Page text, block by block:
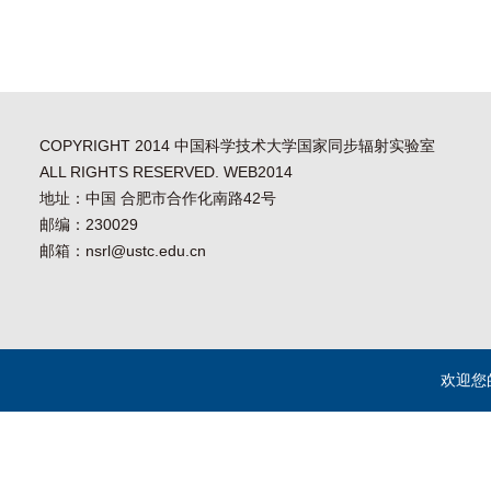
COPYRIGHT 2014 中国科学技术大学国家同步辐射实验室
ALL RIGHTS RESERVED. WEB2014
地址：中国 合肥市合作化南路42号
邮编：230029
邮箱：nsrl@ustc.edu.cn
欢迎您